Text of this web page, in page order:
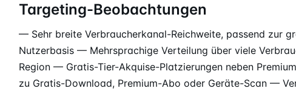
Targeting-Beobachtungen
— Sehr breite Verbraucherkanal-Reichweite, passend zur
Nutzerbasis — Mehrsprachige Verteilung über viele
Region — Gratis-Tier-Akquise-Platzierungen neben
zu Gratis-Download, Premium-Abo oder Geräte-Scan —